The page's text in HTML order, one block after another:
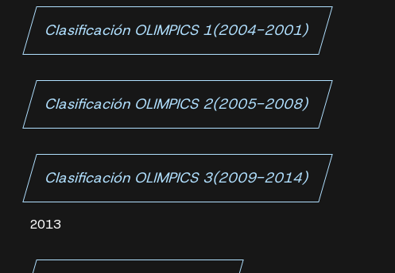
Clasificación OLIMPICS 1(2004-2001)
Clasificación OLIMPICS 2(2005-2008)
Clasificación OLIMPICS 3(2009-2014)
2013